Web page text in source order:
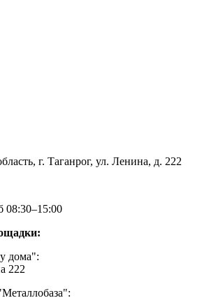
г. Таганрог, ул. Ленина, д. 222
08:30–15:00
дома":
222